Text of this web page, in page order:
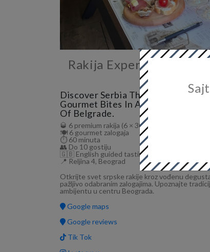
Rakija Experience –
Discover Serbia Through 6
Gourmet Bites In An Authentic
Of Belgrade.
🥃 6 premium rakija (6 × 30 ml)
🍽️ 6 gourmet zalogaja
⏱️ 60 minuta
👥 Do 10 gostiju
🇬🇧 English guided tasting
📍 Reljina 4, Beograd
Otkrijte svet srpske rakije kroz vođenu
pažljivo odabranim zalogajima. Upoznajte
ambijentu u centru Beograda.
Google maps
Google reviews
Tik Tok